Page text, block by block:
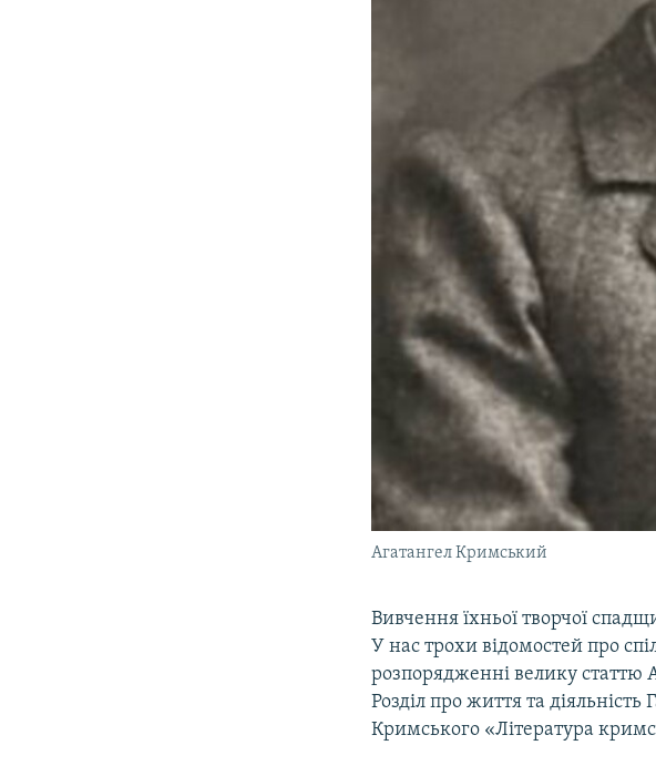
Агатангел Кримський
Вивчення їхньої творчої
У нас трохи відомостей про
розпорядженні велику статтю
Розділ про життя та
Кримського «Література